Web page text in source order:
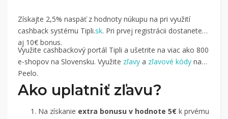
Získajte 2,5% naspäť z hodnoty núkupu na pri využití
cashback systému Tipli.sk. Pri prvej registrácii dostanete
aj 10€ bonus.
Využite cashbackový portál Tipli a ušetrite na viac ako 800
e-shopov na Slovensku. Využite zľavy a zľavové kódy na
Peelo.
Ako uplatniť zľavu?
Na získanie extra bonusu v hodnote 5€ k prvému